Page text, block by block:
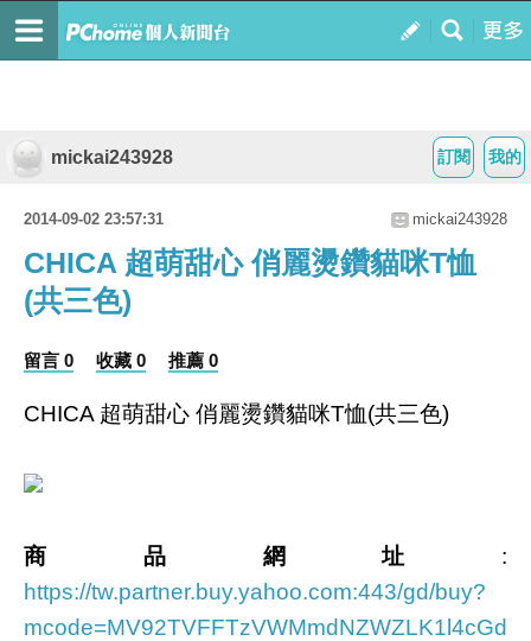
我的
訂閱
mickai243928
2014-09-02 23:57:31 mickai243928
CHICA 超萌甜心 俏麗燙鑽貓咪T恤
(共三色)
留言 0 收藏 0 推薦 0
CHICA 超萌甜心 俏麗燙鑽貓咪T恤(共三色)
商品網址 :
https://tw.partner.buy.yahoo.com:443/gd/buy?
mcode=MV92TVFFTzVWMmdNZWZLK1l4cGd